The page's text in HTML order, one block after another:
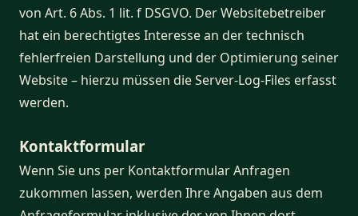
von Art. 6 Abs. 1 lit. f DSGVO. Der Websitebetreiber
hat ein berechtigtes Interesse an der technisch
fehlerfreien Darstellung und der Optimierung seiner
Website – hierzu müssen die Server-Log-Files erfasst
werden.
Kontaktformular
Wenn Sie uns per Kontaktformular Anfragen
zukommen lassen, werden Ihre Angaben aus dem